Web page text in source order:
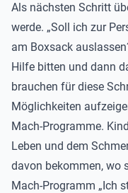
Als nächsten Schritt
werde. „Soll ich zur
am Boxsack
Hilfe bitten und dann
brauchen für diese
Möglichkeiten
Mach-Programme.
Leben und dem
davon bekommen, wo
Mach-Programm „Ich